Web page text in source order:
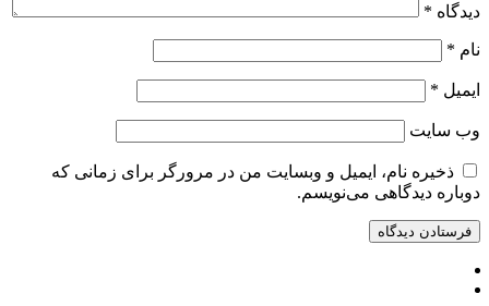
دیدگاه *
نام *
ایمیل *
وب‌ سایت
ذخیره نام، ایمیل و وبسایت من در مرورگر برای زمانی که
دوباره دیدگاهی می‌نویسم.